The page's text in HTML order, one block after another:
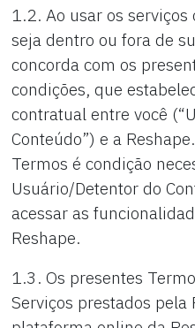
1.2. Ao usar os
seja dentro ou fora de
concorda com os
condições, que
contratual entre você
Conteúdo”) e a
Termos é condição
Usuário/Detentor do
acessar as
Reshape.
1.3. Os presentes
Serviços prestados pela